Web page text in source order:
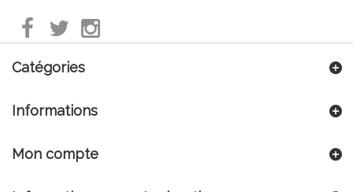
Catégories
Informations
Mon compte